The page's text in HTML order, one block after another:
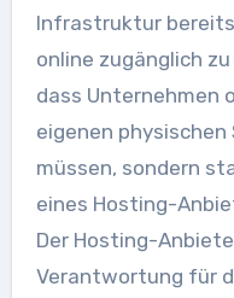
Infrastruktur
online zugänglich
dass Unternehmen
eigenen
müssen, sondern
eines Hosting-
Der Hosting-
Verantwortung für